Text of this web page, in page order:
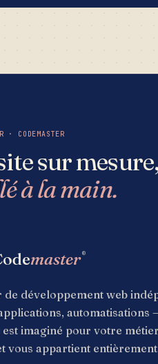
· CODEMASTER
sur mesure,
à la main.
master®
de développement web
automatisations
imaginé pour votre
vous appartient